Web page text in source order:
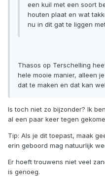
een kuil met een soort
houten plaat en wat
nu in dit gat te liggen
Thasos op Terschelling
hele mooie manier, alleen
dat te maken en dat kan
Is toch niet zo bijzonder? Ik
al een paar keer tegen
Tip: Als je dit toepast, maak
erin geboord mag natuurlijk
Er hoeft trouwens niet veel
is genoeg.